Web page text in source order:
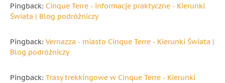
Pingback: Cinque Terre - informacje praktyczne - Kierunki
Świata | Blog podróżniczy
Pingback: Vernazza - miasto Cinque Terre - Kierunki Świata |
Blog podróżniczy
Pingback: Trasy trekkingowe w Cinque Terre - Kierunki